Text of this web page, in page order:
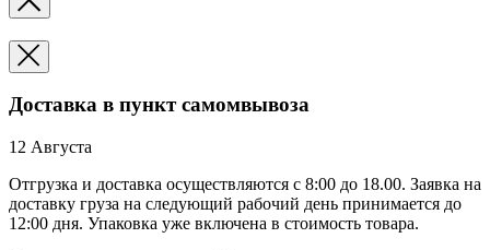
Доставка в пункт самомвывоза
12 Августа
Отгрузка и доставка осуществляются с 8:00 до 18.00. Заявка на
доставку груза на следующий рабочий день принимается до
12:00 дня. Упаковка уже включена в стоимость товара.